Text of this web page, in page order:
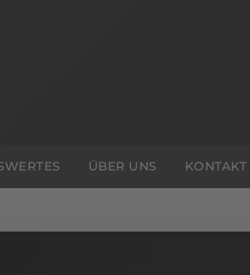
ÜBER UNS KONTAKT